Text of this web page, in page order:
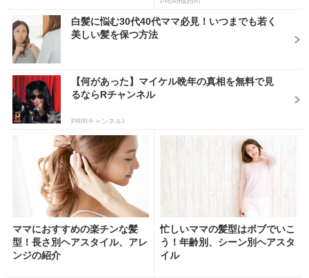
白髪に悩む30代40代ママ必見！いつまでも若く
美しい髪を保つ方法
【何があった】マイケル晩年の真相を無料で見
るならRチャンネル
PR(Rチャンネル)
ママにおすすめの楽チンな髪
型！長さ別ヘアスタイル、アレ
ンジの紹介
忙しいママの髪型はボブでいこ
う！年齢別、シーン別ヘアスタ
イル